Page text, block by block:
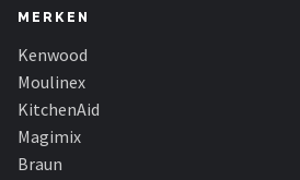
MERKEN
Kenwood
Moulinex
KitchenAid
Magimix
Braun